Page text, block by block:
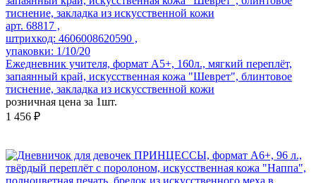
арт. 68817 ,
штрихкод: 4606008620590 ,
упаковки: 1/10/20
Ежедневник учителя, формат А5+, 160л., мягкий переплёт,
запаянный край, искусственная кожа "Шеврет", блинтовое
тиснение, закладка из искусственной кожи
розничная цена за 1шт.
1 456 ₽